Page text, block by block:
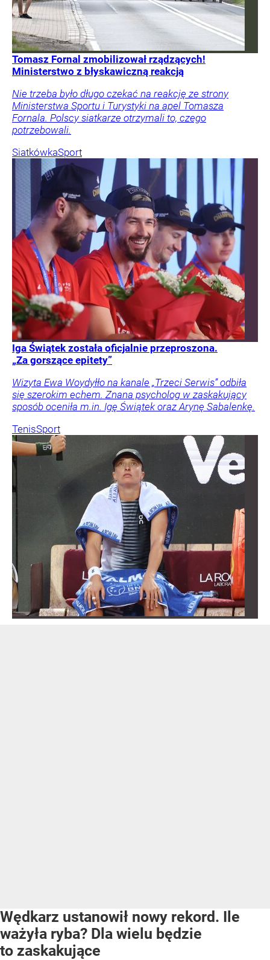
Tomasz Fornal zmobilizował rządzących!
Ministerstwo z błyskawiczną reakcją
Nie trzeba było długo czekać na reakcję ze strony
Ministerstwa Sportu i Turystyki na apel Tomasza
Fornala. Polscy siatkarze otrzymali to, czego
potrzebowali.
SiatkówkaSport
Iga Świątek została oficjalnie przeproszona.
„Za gorszące epitety”
Wizyta Ewa Woydyłło na kanale „Trzeci Serwis” odbiła
się szerokim echem. Znana psycholog w zaskakujący
sposób oceniła m.in. Igę Świątek oraz Arynę Sabalenkę.
TenisSport
Wędkarz ustanowił nowy rekord. Ile
ważyła ryba? Dla wielu będzie
to zaskakujące